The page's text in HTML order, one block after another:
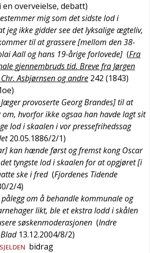
overveielse, debatt)
mig som det sidste lod i
jeg ikke gidder see det lyksalige ægteliv,
til at grassere [mellom den 38-
Aall og hans 19-årige forlovede] (Fra
gjennembruds tid. Breve fra Jørgen
Asbjørnsen og andre 242 (1843)
)
provoserte Georg Brandes] til at
om, hvorfor ikke ogsaa han havde lagt sit
lod i skaalen i vor pressefrihedssag
20.05.1886/2/1)
kan hænde først og fremst kong Oscar
tyngste lod i skaalen for at opgjøret [i
ske i fred (Fjordenes Tidende
2/4)
om å behandle kommunale og
likt, ble et ekstra lodd i skålen
søskenmoderasjonen (Indre
13.12.2004/8/2)
SJELDEN bidrag